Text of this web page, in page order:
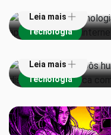
Tecnologia
Leia mais
Tecnologia
EUA proíbem robôs
disputa tecnológica
Leia mais